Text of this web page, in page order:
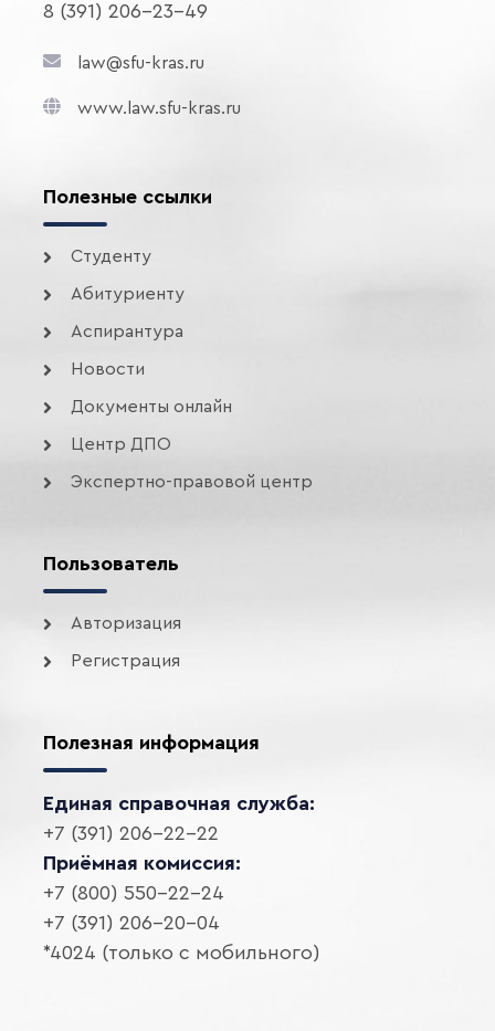
8 (391) 206-23-49
law@sfu-kras.ru
www.law.sfu-kras.ru
Полезные ссылки
Студенту
Абитуриенту
Аспирантура
Новости
Документы онлайн
Центр ДПО
Экспертно-правовой центр
Пользователь
Авторизация
Регистрация
Полезная информация
Единая справочная служба:
+7 (391) 206-22-22
Приёмная комиссия:
+7 (800) 550-22-24
+7 (391) 206-20-04
*4024 (только с мобильного)